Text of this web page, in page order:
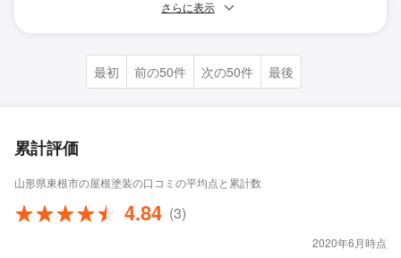
さらに表示
最初 前の50件 次の50件 最後
累計評価
山形県東根市の屋根塗装の口コミの平均点と累計数
4.84 (3)
2020年6月時点